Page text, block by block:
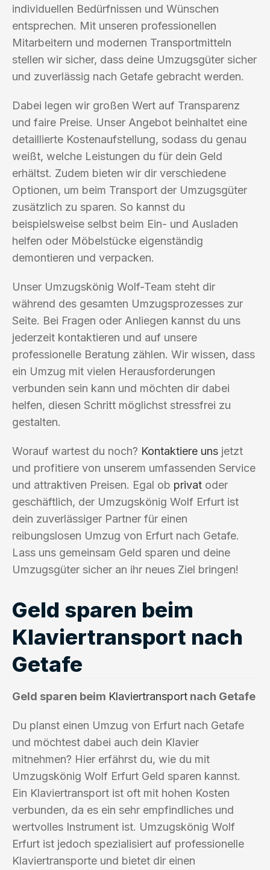
individuellen Bedürfnissen und Wünschen
entsprechen. Mit unseren professionellen
Mitarbeitern und modernen Transportmitteln
stellen wir sicher, dass deine Umzugsgüter sicher
und zuverlässig nach Getafe gebracht werden.
Dabei legen wir großen Wert auf Transparenz
und faire Preise. Unser Angebot beinhaltet eine
detaillierte Kostenaufstellung, sodass du genau
weißt, welche Leistungen du für dein Geld
erhältst. Zudem bieten wir dir verschiedene
Optionen, um beim Transport der Umzugsgüter
zusätzlich zu sparen. So kannst du
beispielsweise selbst beim Ein- und Ausladen
helfen oder Möbelstücke eigenständig
demontieren und verpacken.
Unser Umzugskönig Wolf-Team steht dir
während des gesamten Umzugsprozesses zur
Seite. Bei Fragen oder Anliegen kannst du uns
jederzeit kontaktieren und auf unsere
professionelle Beratung zählen. Wir wissen, dass
ein Umzug mit vielen Herausforderungen
verbunden sein kann und möchten dir dabei
helfen, diesen Schritt möglichst stressfrei zu
gestalten.
Worauf wartest du noch? Kontaktiere uns jetzt
und profitiere von unserem umfassenden Service
und attraktiven Preisen. Egal ob privat oder
geschäftlich, der Umzugskönig Wolf Erfurt ist
dein zuverlässiger Partner für einen
reibungslosen Umzug von Erfurt nach Getafe.
Lass uns gemeinsam Geld sparen und deine
Umzugsgüter sicher an ihr neues Ziel bringen!
Geld sparen beim
Klaviertransport nach
Getafe
Geld sparen beim Klaviertransport nach Getafe
Du planst einen Umzug von Erfurt nach Getafe
und möchtest dabei auch dein Klavier
mitnehmen? Hier erfährst du, wie du mit
Umzugskönig Wolf Erfurt Geld sparen kannst.
Ein Klaviertransport ist oft mit hohen Kosten
verbunden, da es ein sehr empfindliches und
wertvolles Instrument ist. Umzugskönig Wolf
Erfurt ist jedoch spezialisiert auf professionelle
Klaviertransporte und bietet dir einen